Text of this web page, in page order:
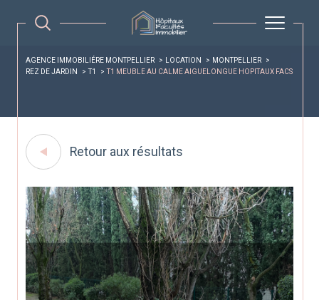
AGENCE IMMOBILIÉRE MONTPELLIER LOCATION
MONTPELLIER
REZ DE JARDIN
T1 T1 MEUBLE AU CALME AIGUELONGUE HOPITAUX FACS
Retour aux résultats